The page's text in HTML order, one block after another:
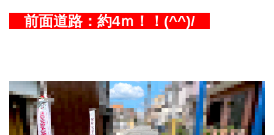
前面道路：約4ｍ ！！ (^^)/